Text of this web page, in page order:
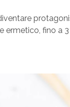
ermetico, fino a